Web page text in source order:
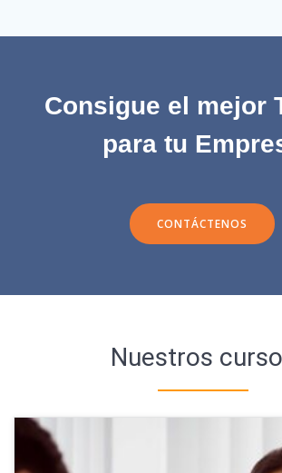
Consigue el mejor
para tu
CONTÁCTENOS
Nuestros